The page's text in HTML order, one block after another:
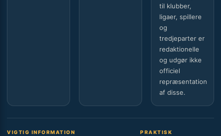
til klubber,
ligaer, spillere
og
tredjeparter er
redaktionelle
og udgør ikke
officiel
repræsentation
af disse.
VIGTIG INFORMATION PRAKTISK